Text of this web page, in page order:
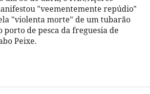
"veementemente repúdio"
"violenta morte" de um tubarão
porto de pesca da freguesia de
Peixe.